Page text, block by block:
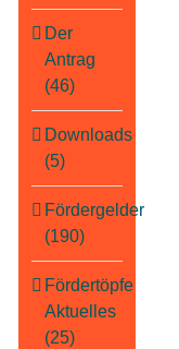
Der
Antrag
(46)
Downloads
(5)
Fördergelder
(190)
Fördertöpfe
Aktuelles
(25)